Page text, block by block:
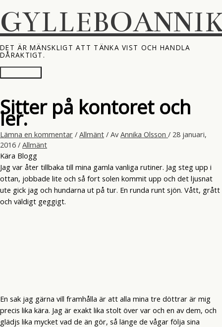
till
innehåll
DET ÄR MÄNSKLIGT ATT TÄNKA VIST OCH HANDLA
DÅRAKTIGT.
Huvudmeny
Sitter på kontoret och
ler.
Lämna en kommentar / Allmänt / Av Annika Olsson / 28 januari,
2016 / Allmänt
Kära Blogg
Jag var åter tillbaka till mina gamla vanliga rutiner. Jag steg upp i
ottan, jobbade lite och så fort solen kommit upp och det ljusnat
ute gick jag och hundarna ut på tur. En runda runt sjön. Vått, grått
och väldigt geggigt.
En sak jag gärna vill framhålla är att alla mina tre döttrar är mig
precis lika kära. Jag är exakt lika stolt över var och en av dem, och
glädjs lika mycket vad de än gör, så länge de vågar följa sina